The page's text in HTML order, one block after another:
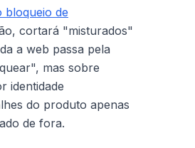
bloqueio de
cortará "misturados"
a web passa pela
mas sobre
identidade
do produto apenas
de fora.